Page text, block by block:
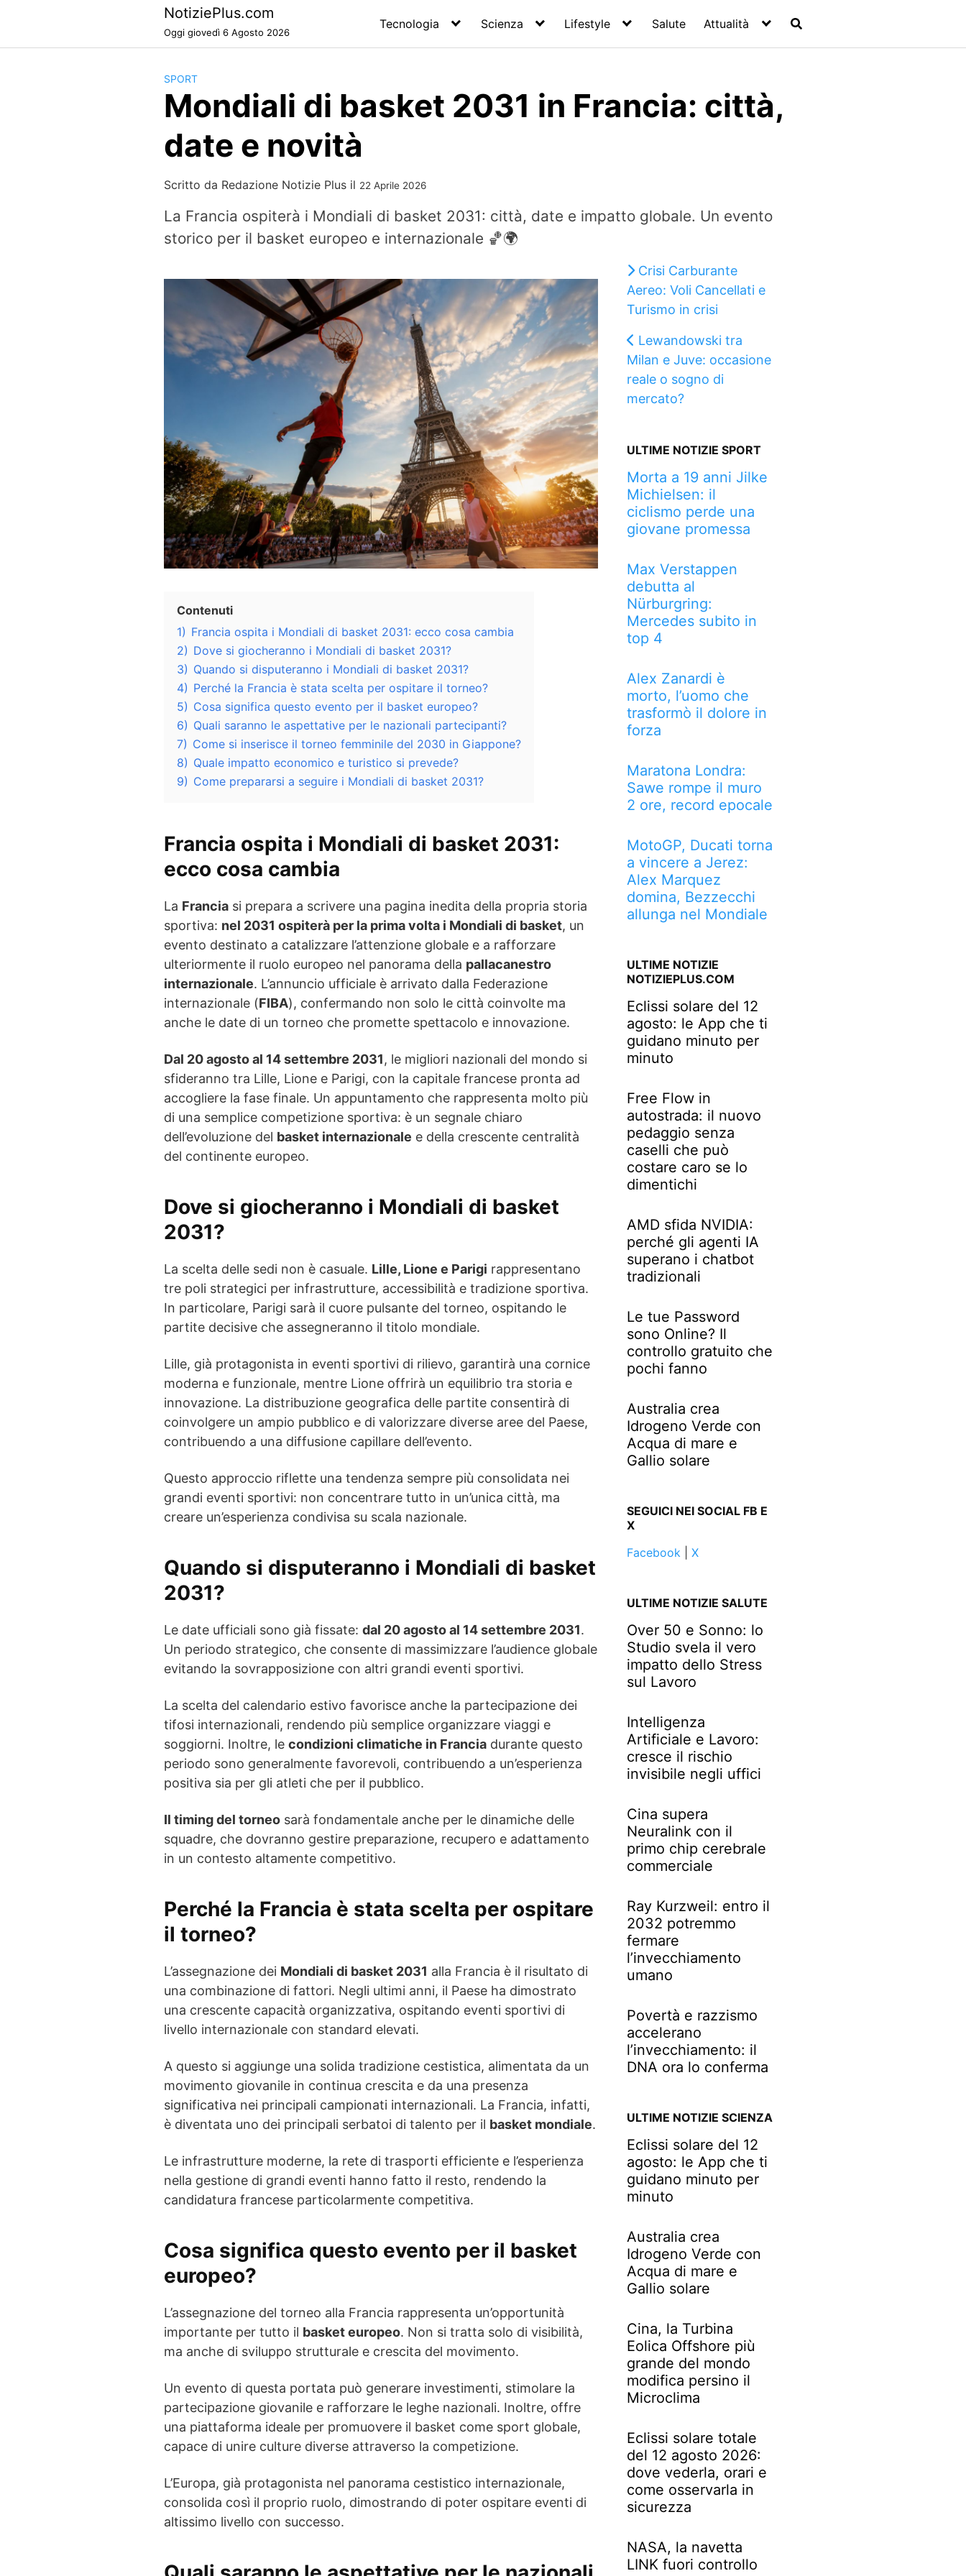
NotiziePlus.com
Oggi giovedì 6 Agosto 2026
Tecnologia Scienza Lifestyle Salute Attualità
SPORT
Mondiali di basket 2031 in Francia: città,
date e novità
Scritto da Redazione Notizie Plus il 22 Aprile 2026
La Francia ospiterà i Mondiali di basket 2031: città, date e impatto globale. Un evento
storico per il basket europeo e internazionale 🏀🌍
Contenuti
1) Francia ospita i Mondiali di basket 2031: ecco cosa cambia
2) Dove si giocheranno i Mondiali di basket 2031?
3) Quando si disputeranno i Mondiali di basket 2031?
4) Perché la Francia è stata scelta per ospitare il torneo?
5) Cosa significa questo evento per il basket europeo?
6) Quali saranno le aspettative per le nazionali partecipanti?
7) Come si inserisce il torneo femminile del 2030 in Giappone?
8) Quale impatto economico e turistico si prevede?
9) Come prepararsi a seguire i Mondiali di basket 2031?
Francia ospita i Mondiali di basket 2031:
ecco cosa cambia
La Francia si prepara a scrivere una pagina inedita della propria storia
sportiva: nel 2031 ospiterà per la prima volta i Mondiali di basket, un
evento destinato a catalizzare l’attenzione globale e a rafforzare
ulteriormente il ruolo europeo nel panorama della pallacanestro
internazionale. L’annuncio ufficiale è arrivato dalla Federazione
internazionale (FIBA), confermando non solo le città coinvolte ma
anche le date di un torneo che promette spettacolo e innovazione.
Dal 20 agosto al 14 settembre 2031, le migliori nazionali del mondo si
sfideranno tra Lille, Lione e Parigi, con la capitale francese pronta ad
accogliere la fase finale. Un appuntamento che rappresenta molto più
di una semplice competizione sportiva: è un segnale chiaro
dell’evoluzione del basket internazionale e della crescente centralità
del continente europeo.
Dove si giocheranno i Mondiali di basket
2031?
La scelta delle sedi non è casuale. Lille, Lione e Parigi rappresentano
tre poli strategici per infrastrutture, accessibilità e tradizione sportiva.
In particolare, Parigi sarà il cuore pulsante del torneo, ospitando le
partite decisive che assegneranno il titolo mondiale.
Lille, già protagonista in eventi sportivi di rilievo, garantirà una cornice
moderna e funzionale, mentre Lione offrirà un equilibrio tra storia e
innovazione. La distribuzione geografica delle partite consentirà di
coinvolgere un ampio pubblico e di valorizzare diverse aree del Paese,
contribuendo a una diffusione capillare dell’evento.
Questo approccio riflette una tendenza sempre più consolidata nei
grandi eventi sportivi: non concentrare tutto in un’unica città, ma
creare un’esperienza condivisa su scala nazionale.
Quando si disputeranno i Mondiali di basket
2031?
Le date ufficiali sono già fissate: dal 20 agosto al 14 settembre 2031.
Un periodo strategico, che consente di massimizzare l’audience globale
evitando la sovrapposizione con altri grandi eventi sportivi.
La scelta del calendario estivo favorisce anche la partecipazione dei
tifosi internazionali, rendendo più semplice organizzare viaggi e
soggiorni. Inoltre, le condizioni climatiche in Francia durante questo
periodo sono generalmente favorevoli, contribuendo a un’esperienza
positiva sia per gli atleti che per il pubblico.
Il timing del torneo sarà fondamentale anche per le dinamiche delle
squadre, che dovranno gestire preparazione, recupero e adattamento
in un contesto altamente competitivo.
Perché la Francia è stata scelta per ospitare
il torneo?
L’assegnazione dei Mondiali di basket 2031 alla Francia è il risultato di
una combinazione di fattori. Negli ultimi anni, il Paese ha dimostrato
una crescente capacità organizzativa, ospitando eventi sportivi di
livello internazionale con standard elevati.
A questo si aggiunge una solida tradizione cestistica, alimentata da un
movimento giovanile in continua crescita e da una presenza
significativa nei principali campionati internazionali. La Francia, infatti,
è diventata uno dei principali serbatoi di talento per il basket mondiale.
Le infrastrutture moderne, la rete di trasporti efficiente e l’esperienza
nella gestione di grandi eventi hanno fatto il resto, rendendo la
candidatura francese particolarmente competitiva.
Cosa significa questo evento per il basket
europeo?
L’assegnazione del torneo alla Francia rappresenta un’opportunità
importante per tutto il basket europeo. Non si tratta solo di visibilità,
ma anche di sviluppo strutturale e crescita del movimento.
Un evento di questa portata può generare investimenti, stimolare la
partecipazione giovanile e rafforzare le leghe nazionali. Inoltre, offre
una piattaforma ideale per promuovere il basket come sport globale,
capace di unire culture diverse attraverso la competizione.
L’Europa, già protagonista nel panorama cestistico internazionale,
consolida così il proprio ruolo, dimostrando di poter ospitare eventi di
altissimo livello con successo.
Crisi Carburante
Aereo: Voli Cancellati e
Turismo in crisi
Lewandowski tra
Milan e Juve: occasione
reale o sogno di
mercato?
ULTIME NOTIZIE SPORT
Morta a 19 anni Jilke
Michielsen: il
ciclismo perde una
giovane promessa
Max Verstappen
debutta al
Nürburgring:
Mercedes subito in
top 4
Alex Zanardi è
morto, l’uomo che
trasformò il dolore in
forza
Maratona Londra:
Sawe rompe il muro
2 ore, record epocale
MotoGP, Ducati torna
a vincere a Jerez:
Alex Marquez
domina, Bezzecchi
allunga nel Mondiale
ULTIME NOTIZIE
NOTIZIEPLUS.COM
Eclissi solare del 12
agosto: le App che ti
guidano minuto per
minuto
Free Flow in
autostrada: il nuovo
pedaggio senza
caselli che può
costare caro se lo
dimentichi
AMD sfida NVIDIA:
perché gli agenti IA
superano i chatbot
tradizionali
Le tue Password
sono Online? Il
controllo gratuito che
pochi fanno
Australia crea
Idrogeno Verde con
Acqua di mare e
Gallio solare
SEGUICI NEI SOCIAL FB E
X
Facebook| X
ULTIME NOTIZIE SALUTE
Over 50 e Sonno: lo
Studio svela il vero
impatto dello Stress
sul Lavoro
Intelligenza
Artificiale e Lavoro:
cresce il rischio
invisibile negli uffici
Cina supera
Neuralink con il
primo chip cerebrale
commerciale
Ray Kurzweil: entro il
2032 potremmo
fermare
l’invecchiamento
umano
Povertà e razzismo
accelerano
l’invecchiamento: il
DNA ora lo conferma
ULTIME NOTIZIE SCIENZA
Eclissi solare del 12
agosto: le App che ti
guidano minuto per
minuto
Australia crea
Idrogeno Verde con
Acqua di mare e
Gallio solare
Cina, la Turbina
Eolica Offshore più
grande del mondo
modifica persino il
Microclima
Eclissi solare totale
del 12 agosto 2026:
dove vederla, orari e
come osservarla in
sicurezza
NASA, la navetta
LINK fuori controllo